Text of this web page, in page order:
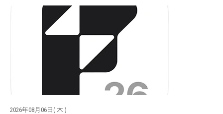
2026年08月06日( 木 )